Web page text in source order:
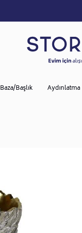
Baza/Başlık Aydınlatma